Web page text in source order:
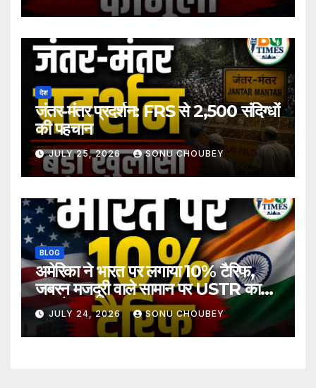
देश
जंतर-मंतर प्रदर्शन: FRS से 2,500 संदिग्धों
की पहचान
JULY 25, 2026 SONU CHOUBEY
BLOG
अमेरिका ने भारत पर लगाया 10% टैरिफ,
जबरन मजदूरी वाले सामान पर USTR का
बड़ा फैसला
JULY 24, 2026 SONU CHOUBEY